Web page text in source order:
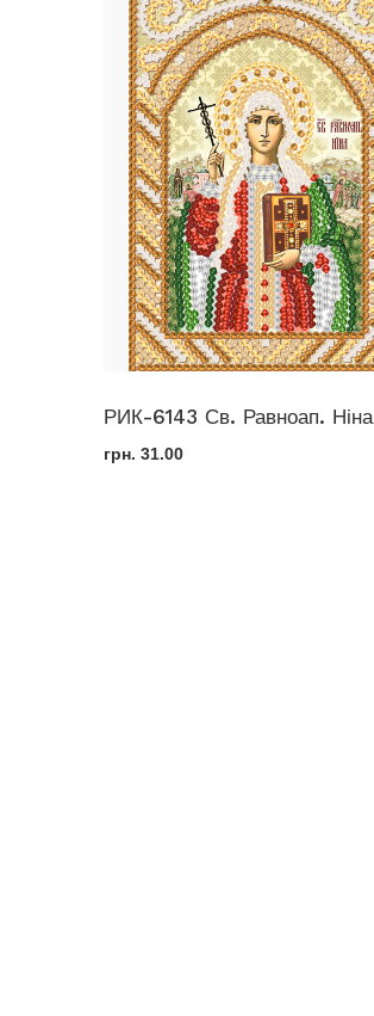
РИК-6143 Св. Равноап. Ніна
грн. 31.00